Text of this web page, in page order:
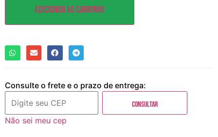
Adicionar ao carrinho
Consulte o frete e o prazo de entrega:
Consultar
Não sei meu cep